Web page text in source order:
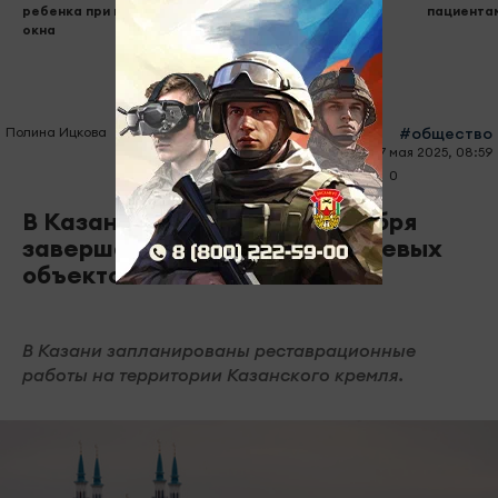
ребенка при падении из
окна
Полина Ицкова #общество
07 мая 2025, 08:59
623
0 0
В Казанском кремле до декабря
завершат реставрацию ключевых
объектов
В Казани запланированы реставрационные
работы на территории Казанского кремля.